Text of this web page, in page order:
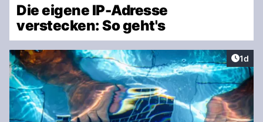
Die eigene IP-Adresse
verstecken: So geht's
1d